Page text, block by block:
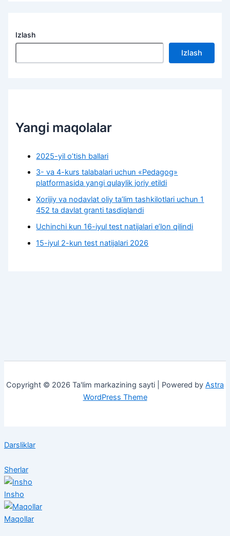
Izlash
Izlash
Yangi maqolalar
2025-yil o’tish ballari
3- va 4-kurs talabalari uchun «Pedagog»
platformasida yangi qulaylik joriy etildi
Xorijiy va nodavlat oliy taʼlim tashkilotlari uchun 1
452 ta davlat granti tasdiqlandi
Uchinchi kun 16-iyul test natijalari e’lon qilindi
15-iyul 2-kun test natijalari 2026
Copyright © 2026 Ta'lim markazining sayti | Powered by Astra
WordPress Theme
Darsliklar
Sherlar
Insho
Maqollar